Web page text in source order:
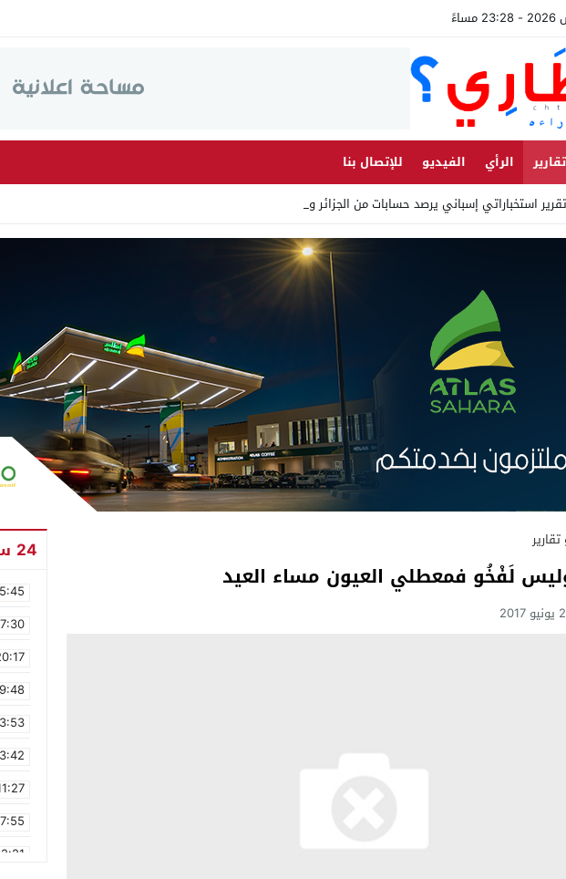
الرأي الفيديو
للإتصال بنا
تقرير استخباراتي إسباني يرصد حسابات من الجزائر وأرقاما بـ _
Stop
تقارير
لَفْخُو فمعطلي العيون مساء العيد
24 ساعة